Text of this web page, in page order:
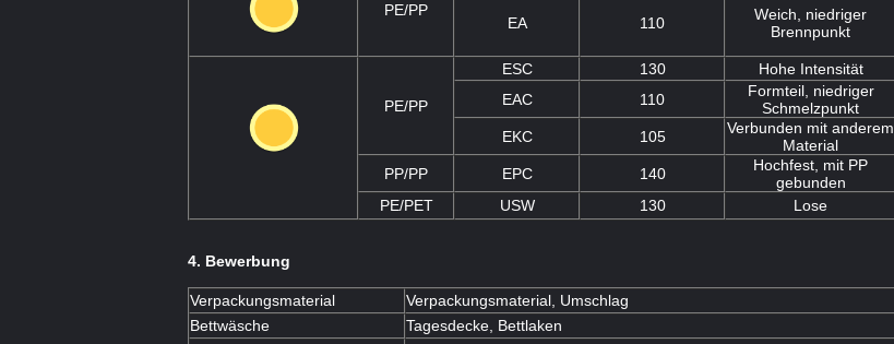
PE/PP
EA 110
Weich, niedriger
Brennpunkt
PE/PP
ESC 130
Hohe Intensität
EAC
110
Formteil, niedriger
Schmelzpunkt
EKC
105
Verbunden mit anderem
Material
PP/PP
EPC 140
Hochfest, mit PP
gebunden
PE/PET
USW 130 Lose
4. Bewerbung
Verpackungsmaterial
Verpackungsmaterial, Umschlag
Bettwäsche
Tagesdecke, Bettlaken